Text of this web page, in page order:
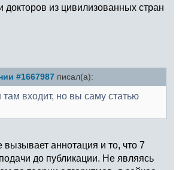
докторов из цивилизованных стран
#1667987 писал(а):
входит, но вы саму статью
аннотация и то, что 7
до публикации. Не являясь